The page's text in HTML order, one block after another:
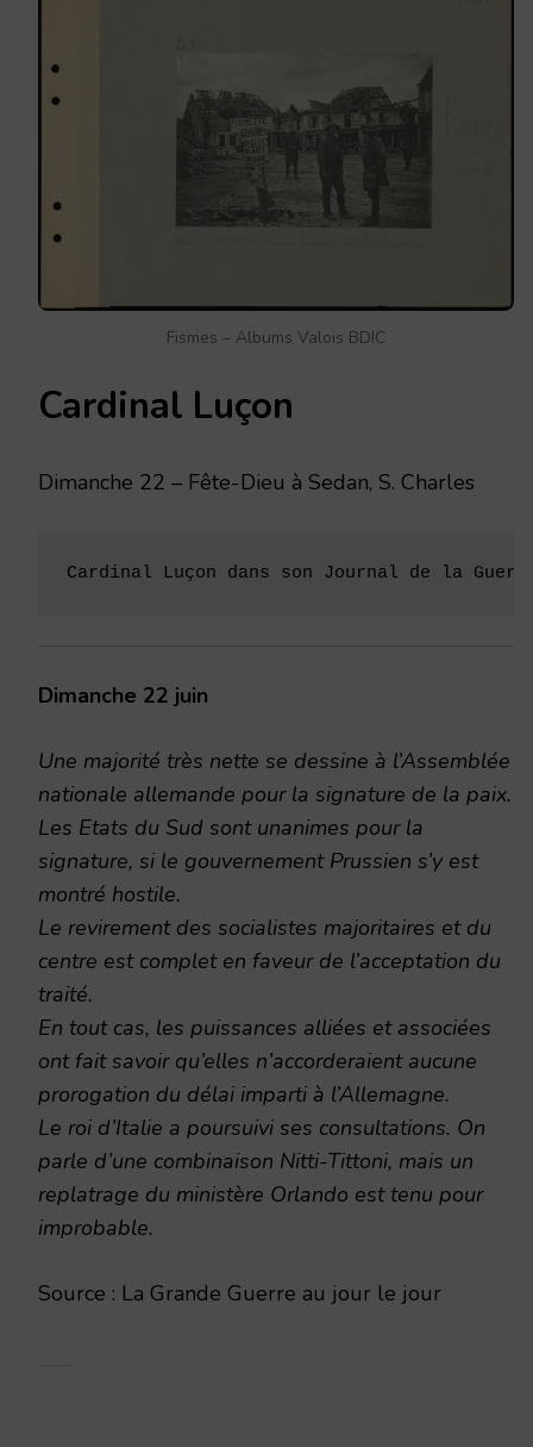
Fismes – Albums Valois BDIC
Cardinal Luçon
Dimanche 22 – Fête-Dieu à Sedan, S. Charles
Cardinal Luçon dans son Journal de la
Dimanche 22 juin
Une majorité très nette se dessine à l’Assemblée
nationale allemande pour la signature de la paix.
Les Etats du Sud sont unanimes pour la
signature, si le gouvernement Prussien s’y est
montré hostile.
Le revirement des socialistes majoritaires et du
centre est complet en faveur de l’acceptation du
traité.
En tout cas, les puissances alliées et associées
ont fait savoir qu’elles n’accorderaient aucune
prorogation du délai imparti à l’Allemagne.
Le roi d’Italie a poursuivi ses consultations. On
parle d’une combinaison Nitti-Tittoni, mais un
replatrage du ministère Orlando est tenu pour
improbable.
Source : La Grande Guerre au jour le jour